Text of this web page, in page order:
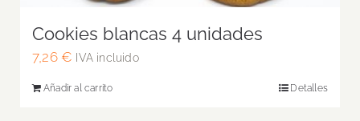
Cookies blancas 4 unidades
7,26 € IVA incluido
Añadir al carrito Detalles